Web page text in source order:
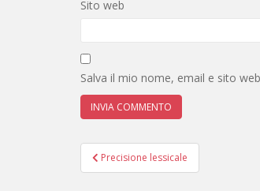
Sito web
Salva il mio nome, email e sito
Navigazione
articoli
Precisione lessicale